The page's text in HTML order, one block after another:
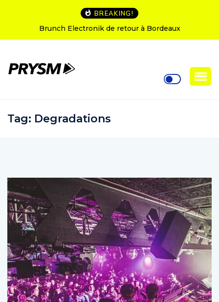
BREAKING!
Brunch Electronik de retour à Bordeaux
Tag: Degradations